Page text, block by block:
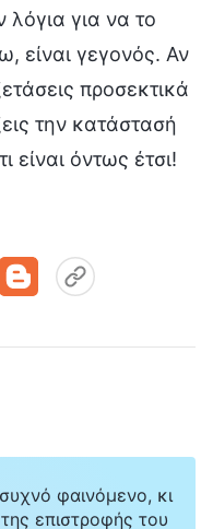
λόγια για να το
είναι γεγονός. Αν
προσεκτικά
την κατάστασή
είναι όντως έτσι!
φαινόμενο, κι
επιστροφής του